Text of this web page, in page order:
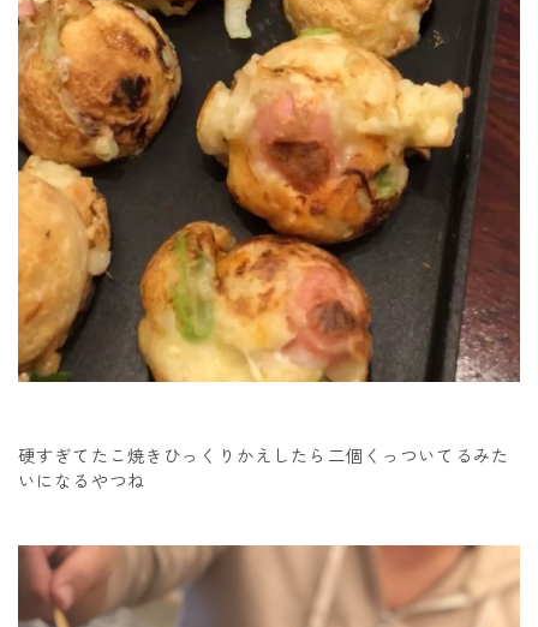
硬すぎてたこ焼きひっくりかえしたら二個くっついてるみた
いになるやつね